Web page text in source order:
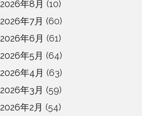
2026年8月 (10)
2026年7月 (60)
2026年6月 (61)
2026年5月 (64)
2026年4月 (63)
2026年3月 (59)
2026年2月 (54)